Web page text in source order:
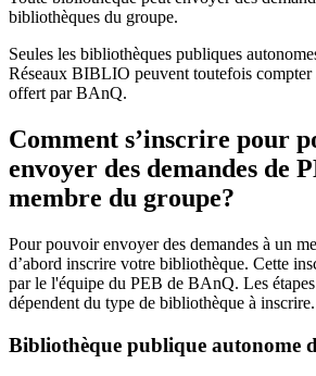
bibliothèques du groupe.
Seules les bibliothèques publiques
Réseaux BIBLIO peuvent toutefois compter
offert par BAnQ.
Comment s’inscrire pour
envoyer des demandes de
membre du groupe?
Pour pouvoir envoyer des demandes à un
d’abord inscrire votre bibliothèque. Cette
par le l'équipe du PEB de BAnQ. Les
dépendent du type de bibliothèque à inscrire.
Bibliothèque publique autonome